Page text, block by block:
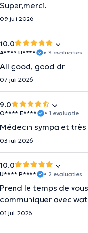
Super,merci.
09 juli 2026
10.0
A**** U**** • 3 evaluaties
All good, good dr
07 juli 2026
9.0
O**** E**** • 1 evaluatie
Médecin sympa et
03 juli 2026
10.0
U**** P**** • 2 evaluaties
Prend le temps de
communiquer avec
01 juli 2026